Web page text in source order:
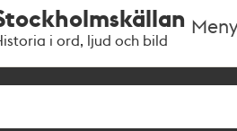
i ord, ljud och bild